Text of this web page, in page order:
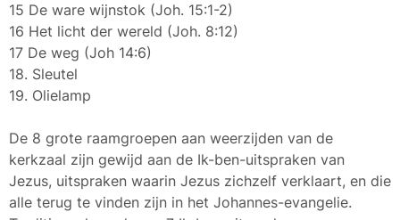
15 De ware wijnstok (Joh. 15:1-2)
16 Het licht der wereld (Joh. 8:12)
17 De weg (Joh 14:6)
18. Sleutel
19. Olielamp
De 8 grote raamgroepen aan weerzijden van de
kerkzaal zijn gewijd aan de Ik-ben-uitspraken van
Jezus, uitspraken waarin Jezus zichzelf verklaart, en die
alle terug te vinden zijn in het Johannes-evangelie.